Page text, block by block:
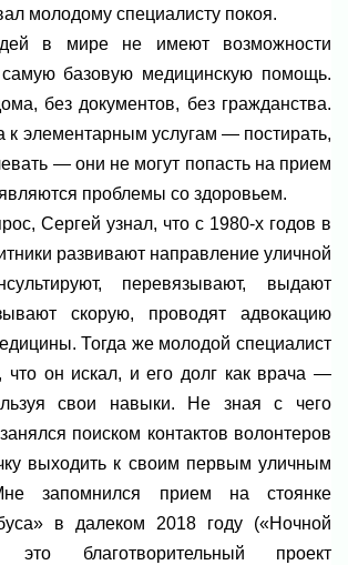
молодому специалисту покоя.
в мире не имеют возможности
базовую медицинскую помощь.
без документов, без гражданства.
к элементарным услугам — постирать,
— они не могут попасть на прием
проблемы со здоровьем.
Сергей узнал, что с 1980-х годов в
развивают направление уличной
перевязывают, выдают
скорую, проводят адвокацию
Тогда же молодой специалист
что он искал, и его долг как врача —
свои навыки. Не зная с чего
поиском контактов волонтеров
выходить к своим первым уличным
запомнился прием на стоянке
в далеком 2018 году («Ночной
благотворительный проект